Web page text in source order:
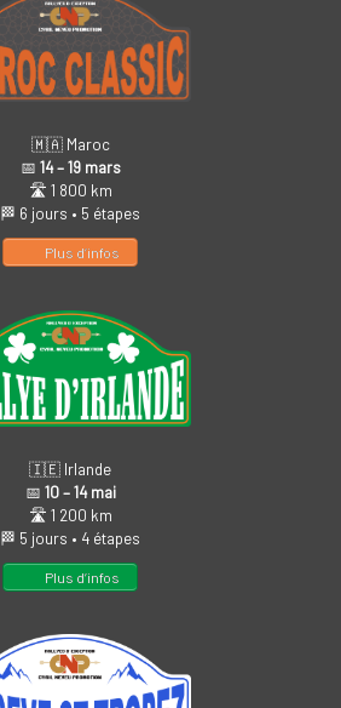
🇲🇦 Maroc
📅 14 – 19 mars
🛣️ 1 800 km
🏁 6 jours • 5 étapes
Plus d’infos
🇮🇪 Irlande
📅 10 – 14 mai
🛣️ 1 200 km
🏁 5 jours • 4 étapes
Plus d’infos